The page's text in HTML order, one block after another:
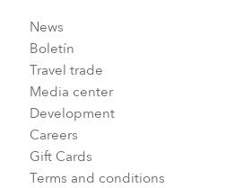
News
Boletín
Travel trade
Media center
Development
Careers
Gift Cards
Terms and conditions